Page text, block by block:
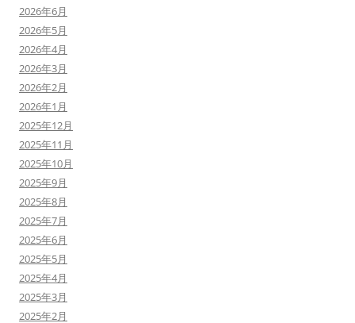
2026年6月
2026年5月
2026年4月
2026年3月
2026年2月
2026年1月
2025年12月
2025年11月
2025年10月
2025年9月
2025年8月
2025年7月
2025年6月
2025年5月
2025年4月
2025年3月
2025年2月